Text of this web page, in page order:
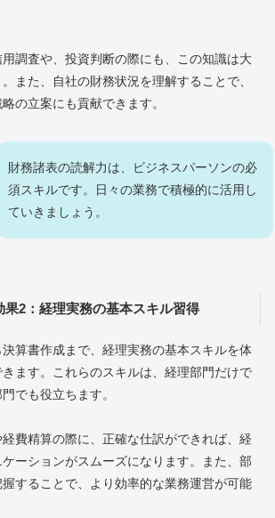
調査や、投資判断の際にも、この知識は大
また、自社の財務状況を理解することで、
の立案にも貢献できます。
財務諸表の読解力は、ビジネスパーソンの必
須スキルです。日々の業務で積極的に活用し
ていきましょう。
果2：経理実務の基本スキル習得
算書作成まで、経理実務の基本スキルを体
ます。これらのスキルは、経理部門だけで
でも役立ちます。
費精算の際に、正確な仕訳ができれば、経
ーションがスムーズになります。また、部
することで、より効率的な業務運営が可能